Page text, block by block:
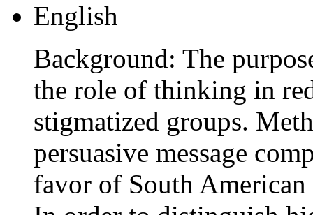
English
Background: The
the role of thinking in
stigmatized groups.
persuasive message
favor of South